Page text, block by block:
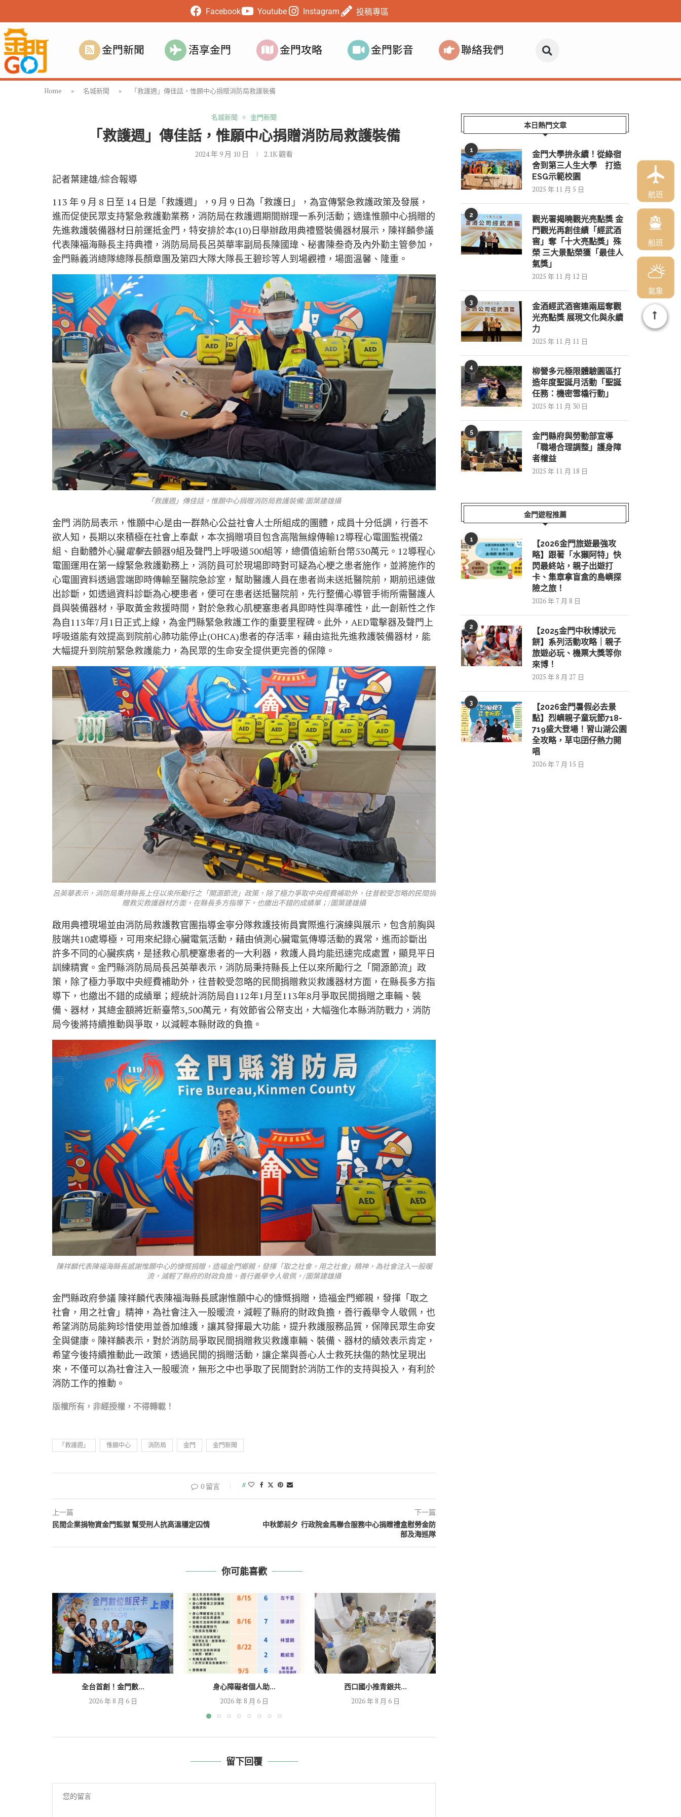
Facebook Youtube Instagram 投稿專區
金門新聞 浯享金門 金門攻略 金門影音 聯絡我們
Home » 名城新聞 » 「救護週」傳佳話，惟願中心捐贈消防局救護裝備
名城新聞 金門新聞
「救護週」傳佳話，惟願中心捐贈消防局救護裝備
2024 年 9 月 10 日 2.1K觀看
記者葉建雄/綜合報導
113 年 9 月 8 日至 14 日是「救護週」，9 月 9 日為「救護日」，為宣傳緊急救護政策及發展，
進而促使民眾支持緊急救護勤業務，消防局在救護週期間辦理一系列活動；適逢惟願中心捐贈的
先進救護裝備器材日前運抵金門，特安排於本(10)日舉辦啟用典禮暨裝備器材展示，陳祥麟參議
代表陳福海縣長主持典禮，消防局局長呂英華率副局長陳國瑋、秘書陳叁奇及內外勤主管參加，
金門縣義消總隊總隊長顏章團及第四大隊大隊長王碧珍等人到場觀禮，場面溫馨、隆重。
「救護週」傳佳話，惟願中心捐贈消防局救護裝備/圖葉建雄攝
金門 消防局表示，惟願中心是由一群熱心公益社會人士所組成的團體，成員十分低調，行善不
欲人知，長期以來積極在社會上奉獻，本次捐贈項目包含高階無線傳輸12導程心電圖監視儀2
組、自動體外心臟電擊去顫器9組及聲門上呼吸道500組等，總價值逾新台幣530萬元。12導程心
電圖運用在第一線緊急救護勤務上，消防員可於現場即時對可疑為心梗之患者施作，並將施作的
心電圖資料透過雲端即時傳輸至醫院急診室，幫助醫護人員在患者尚未送抵醫院前，期前迅速做
出診斷，如透過資料診斷為心梗患者，便可在患者送抵醫院前，先行整備心導管手術所需醫護人
員與裝備器材，爭取黃金救援時間，對於急救心肌梗塞患者具即時性與準確性，此一創新性之作
為自113年7月1日正式上線，為金門縣緊急救護工作的重要里程碑。此外，AED電擊器及聲門上
呼吸道能有效提高到院前心肺功能停止(OHCA)患者的存活率，藉由這批先進救護裝備器材，能
大幅提升到院前緊急救護能力，為民眾的生命安全提供更完善的保障。
呂英華表示，消防局秉持縣長上任以來所勵行之「開源節流」政策，除了極力爭取中央經費補助外，往昔較受忽略的民間捐
贈救災救護器材方面，在縣長多方指導下，也繳出不錯的成績單；/圖葉建雄攝
啟用典禮現場並由消防局救護教官團指導金寧分隊救護技術員實際進行演練與展示，包含前胸與
肢端共10處導極，可用來紀錄心臟電氣活動，藉由偵測心臟電氣傳導活動的異常，進而診斷出
許多不同的心臟疾病，是拯救心肌梗塞患者的一大利器，救護人員均能迅速完成處置，顯見平日
訓練精實。金門縣消防局局長呂英華表示，消防局秉持縣長上任以來所勵行之「開源節流」政
策，除了極力爭取中央經費補助外，往昔較受忽略的民間捐贈救災救護器材方面，在縣長多方指
導下，也繳出不錯的成績單；經統計消防局自112年1月至113年8月爭取民間捐贈之車輛、裝
備、器材，其總金額將近新臺幣3,500萬元，有效節省公帑支出，大幅強化本縣消防戰力，消防
局今後將持續推動與爭取，以減輕本縣財政的負擔。
陳祥麟代表陳福海縣長感謝惟願中心的慷慨捐贈，造福金門鄉親，發揮「取之社會，用之社會」精神，為社會注入一股暖
流，減輕了縣府的財政負擔，善行義舉令人敬佩，/圖葉建雄攝
金門縣政府參議 陳祥麟代表陳福海縣長感謝惟願中心的慷慨捐贈，造福金門鄉親，發揮「取之
社會，用之社會」精神，為社會注入一股暖流，減輕了縣府的財政負擔，善行義舉令人敬佩，也
希望消防局能夠珍惜使用並善加維護，讓其發揮最大功能，提升救護服務品質，保障民眾生命安
全與健康。陳祥麟表示，對於消防局爭取民間捐贈救災救護車輛、裝備、器材的績效表示肯定，
希望今後持續推動此一政策，透過民間的捐贈活動，讓企業與善心人士救死扶傷的熱忱呈現出
來，不僅可以為社會注入一股暖流，無形之中也爭取了民間對於消防工作的支持與投入，有利於
消防工作的推動。
版權所有，非經授權，不得轉載！
「救護週」 惟願中心 消防局 金門 金門新聞
0 留言 8
上一篇
民間企業捐物資金門監獄 幫受刑人抗高溫穩定囚情
下一篇
中秋節前夕 行政院金馬聯合服務中心捐贈禮盒慰勞金防
部及海巡隊
你可能喜歡
全台首創！金門數...
2026 年 8 月 6 日
身心障礙者個人助...
2026 年 8 月 6 日
西口國小推青銀共...
2026 年 8 月 6 日
留下回覆
本日熱門文章
1
金門大學拚永續！從綠宿
舍到第三人生大學 打造
ESG示範校園
2025 年 11 月 5 日
2
觀光署揭曉觀光亮點獎 金
門觀光再創佳績「經武酒
窖」奪「十大亮點獎」殊
榮 三大景點榮獲「最佳人
氣獎」
2025 年 11 月 12 日
3
金酒經武酒窖連兩屆奪觀
光亮點獎 展現文化與永續
力
2025 年 11 月 11 日
4
柳營多元極限體驗園區打
造年度聖誕月活動「聖誕
任務：機密雪橇行動」
2025 年 11 月 30 日
5
金門縣府與勞動部宣導
「職場合理調整」護身障
者權益
2025 年 11 月 18 日
金門遊程推薦
1
【2026金門旅遊最強攻
略】跟著「水獺阿特」快
閃最終站，親子出遊打
卡、集章拿盲盒的島嶼探
險之旅！
2026 年 7 月 8 日
2
【2025金門中秋博狀元
餅】系列活動攻略｜親子
旅遊必玩、機票大獎等你
來博！
2025 年 8 月 27 日
3
【2026金門暑假必去景
點】烈嶼親子童玩節718-
719盛大登場！習山湖公園
全攻略，草屯囝仔熱力開
唱
2026 年 7 月 15 日
航班
船班
氣象